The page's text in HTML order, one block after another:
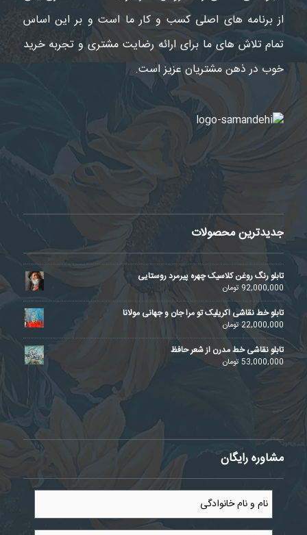
از برنامه های اصلی کسب و کار ما است و بر این اساس
تمام تلاش های ما برای ارائه رضایت مشتری و تجربه خرید
خوب در ذهن مشتریان عزیز است.
جدیدترین محصولات
تابلو رنگ روغن کلاسیک چهره پیرمرد روستایی
92,000,000 تومان
تابلو خط نقاشی اکریلیک تو مرا جان و جهانی مولانا
22,000,000تومان
تابلو نقاشی خط مدرن از شعر حافظ
53,000,000 تومان
مشاوره رایگان
نام
نام